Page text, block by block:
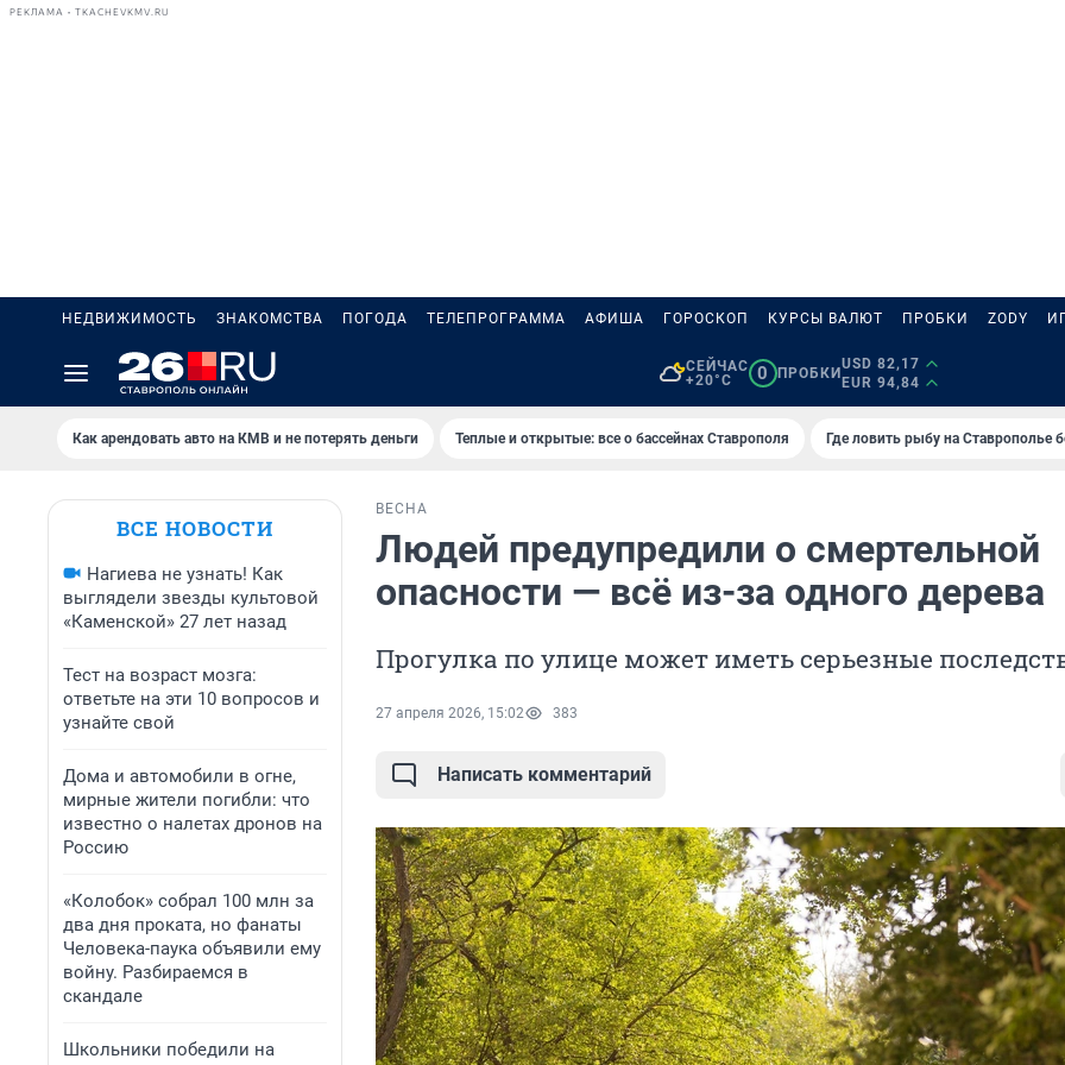
РЕКЛАМА • TKACHEVKMV.RU
НЕДВИЖИМОСТЬ ЗНАКОМСТВА ПОГОДА ТЕЛЕПРОГРАММА АФИША ГОРОСКОП КУРСЫ ВАЛЮТ ПРОБКИ ZODY
СЕЙЧАС
+20°C
0 ПРОБКИ
USD 82,17
EUR 94,84
Как арендовать авто на КМВ и не потерять деньги Теплые и открытые: все о бассейнах Ставрополя Где ловить рыбу на Ставрополье
ВСЕ НОВОСТИ
Нагиева не узнать! Как
выглядели звезды культовой
«Каменской» 27 лет назад
Тест на возраст мозга:
ответьте на эти 10 вопросов и
узнайте свой
Дома и автомобили в огне,
мирные жители погибли: что
известно о налетах дронов на
Россию
«Колобок» собрал 100 млн за
два дня проката, но фанаты
Человека-паука объявили ему
войну. Разбираемся в
скандале
Школьники победили на
ВЕСНА
Людей предупредили о смертельной
опасности — всё из-за одного дерева
Прогулка по улице может иметь серьезные
27 апреля 2026, 15:02 383
Написать комментарий